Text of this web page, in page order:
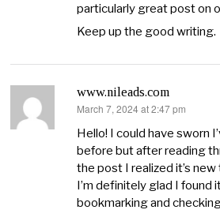
particularly great post on
Keep up the good writing.
www.nileads.com
says:
March 7, 2024 at 2:47 pm
Hello! I could have sworn
before but after reading
the post I realized it’s
I’m definitely glad I found
bookmarking and